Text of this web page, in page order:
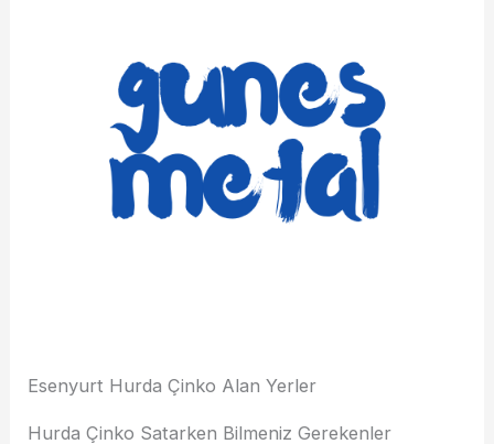
Esenyurt Hurda Çinko Alan Yerler
Hurda Çinko Satarken Bilmeniz Gerekenler